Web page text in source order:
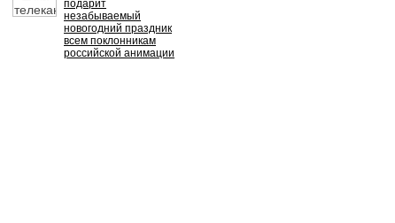
подарит
незабываемый
новогодний праздник
всем поклонникам
российской анимации